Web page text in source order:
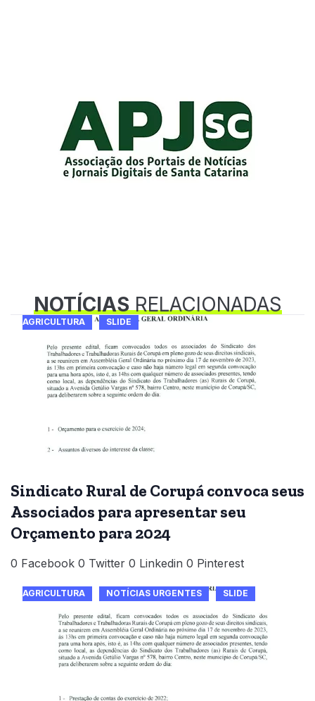
NOTÍCIASRELACIONADAS
AGRICULTURA SLIDE
Sindicato Rural de Corupá convoca seus
Associados para apresentar seu
Orçamento para 2024
0 Facebook 0 Twitter 0 Linkedin 0 Pinterest
AGRICULTURA NOTÍCIAS URGENTES SLIDE